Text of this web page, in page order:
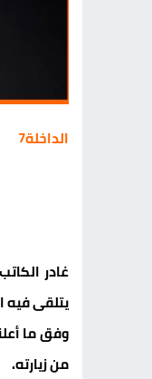
الداخلة7
غادر
يتلقى فيه
وفق ما
من زيارته.